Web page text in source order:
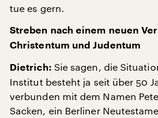
tue es gern.
Streben nach einem neuen
Christentum und Judentum
Dietrich: Sie sagen, die
Institut besteht ja seit über 50
verbunden mit dem Namen
Sacken, ein Berliner